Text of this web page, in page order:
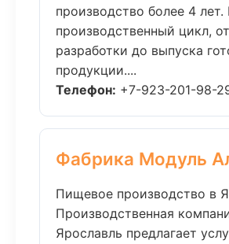
производство более 4
производственный цикл, от
разработки до выпуска
продукции....
Телефон: +7-923-201-98-
Фабрика Модуль
Пищевое производство в
Производственная
Ярославль предлагает